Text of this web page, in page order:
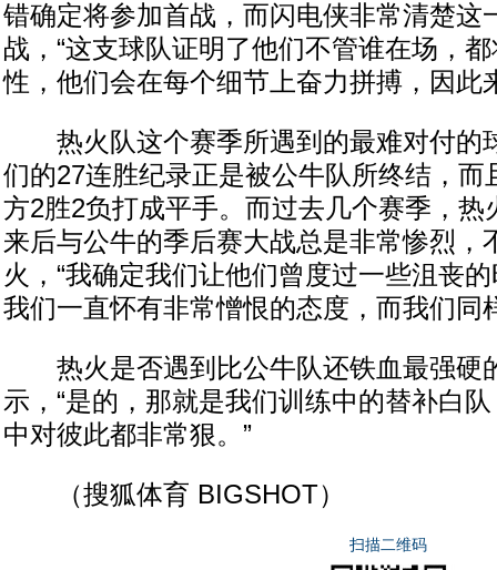
错确定将参加首战，而闪电侠非常清楚这
战，“这支球队证明了他们不管谁在场，
性，他们会在每个细节上奋力拼搏，因此
热火队这个赛季所遇到的最难对付的
们的27连胜纪录正是被公牛队所终结，而
方2胜2负打成平手。而过去几个赛季，热
来后与公牛的季后赛大战总是非常惨烈，
火，“我确定我们让他们曾度过一些沮丧
我们一直怀有非常憎恨的态度，而我们同
热火是否遇到比公牛队还铁血最强硬
示，“是的，那就是我们训练中的替补白
中对彼此都非常狠。”
（搜狐体育 BIGSHOT）
扫描二维码